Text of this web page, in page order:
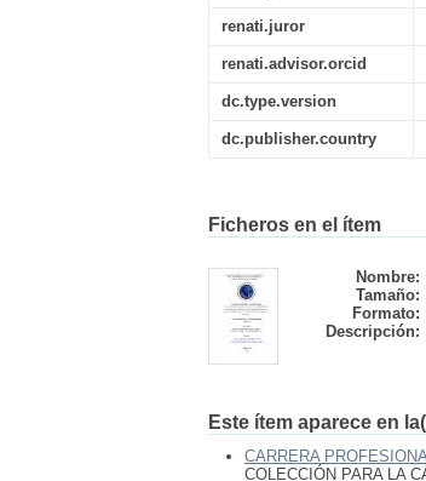
renati.juror
renati.advisor.orcid
dc.type.version
dc.publisher.country
Ficheros en el ítem
Nombre:
Tamaño:
Formato:
Descripción:
Este ítem aparece en
CARRERA
COLECCIÓN PARA LA